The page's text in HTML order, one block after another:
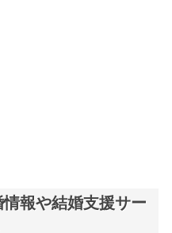
報や結婚支援サー